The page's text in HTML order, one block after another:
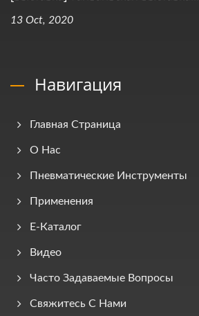
13 Oct, 2020
Навигация
Главная Страница
О Нас
Пневматические Инструменты
Применения
E-Каталог
Видео
Часто Задаваемые Вопросы
Свяжитесь С Нами